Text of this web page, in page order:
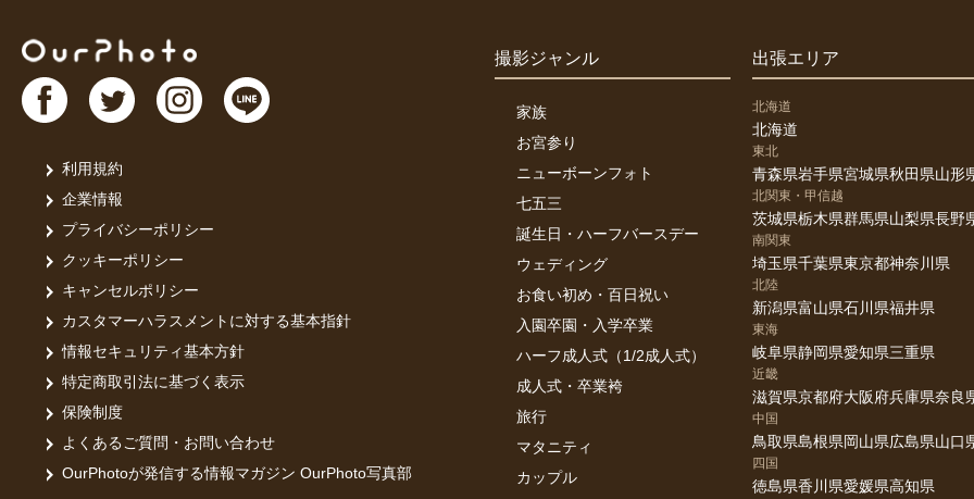
利用規約
企業情報
プライバシーポリシー
クッキーポリシー
キャンセルポリシー
カスタマーハラスメントに対する基本指針
情報セキュリティ基本方針
特定商取引法に基づく表示
保険制度
よくあるご質問・お問い合わせ
OurPhotoが発信する情報マガジン OurPhoto写真部
撮影ジャンル
家族
お宮参り
ニューボーンフォト
七五三
誕生日・ハーフバースデー
ウェディング
お食い初め・百日祝い
入園卒園・入学卒業
ハーフ成人式（1/2成人式）
成人式・卒業袴
旅行
マタニティ
カップル
出張エリア
北海道
北海道
東北
青森県岩手県宮城県秋田県山形
北関東・甲信越
茨城県栃木県群馬県山梨県長野
南関東
埼玉県千葉県東京都神奈川県
北陸
新潟県富山県石川県福井県
東海
岐阜県静岡県愛知県三重県
近畿
滋賀県京都府大阪府兵庫県奈良
中国
鳥取県島根県岡山県広島県山口
四国
徳島県香川県愛媛県高知県